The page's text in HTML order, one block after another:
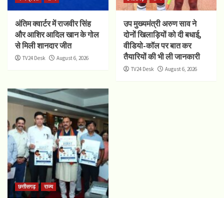
अंतिम क्वार्टर में राजवीर सिंह
और आशिर आदिल खान के गोल
से मिली शानदार जीत
TV24 Desk August 6, 2026
उप मुख्यमंत्री अरुण साव ने
दोनों खिलाड़ियों को दी बधाई,
वीडियो-कॉल पर बात कर
तैयारियों की भी ली जानकारी
TV24 Desk August 6, 2026
छत्तीसगढ़ राज्य